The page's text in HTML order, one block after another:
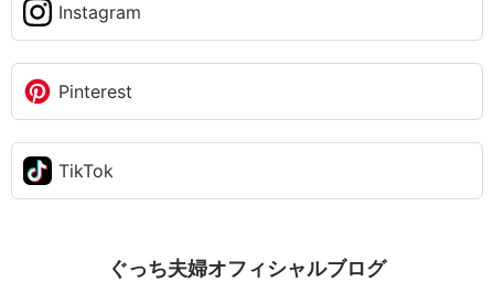
Instagram
Pinterest
TikTok
ぐっち夫婦オフィシャルブログ